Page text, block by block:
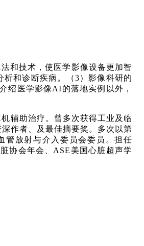
和技术，使医学影像设备更加智
析和诊断疾病。（3）影像科研的
绍医学影像AI的落地实例以外，
辅助治疗。曾多次获得工业及临
作者、及最佳摘要奖。多次以第
管放射与介入委员会委员。担任
协会年会、 ASE 美国心脏超声学